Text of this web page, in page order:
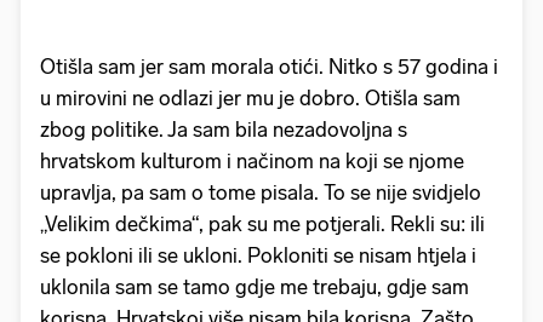
Otišla sam jer sam morala otići. Nitko s 57 godina i
u mirovini ne odlazi jer mu je dobro. Otišla sam
zbog politike. Ja sam bila nezadovoljna s
hrvatskom kulturom i načinom na koji se njome
upravlja, pa sam o tome pisala. To se nije svidjelo
„Velikim dečkima“, pak su me potjerali. Rekli su: ili
se pokloni ili se ukloni. Pokloniti se nisam htjela i
uklonila sam se tamo gdje me trebaju, gdje sam